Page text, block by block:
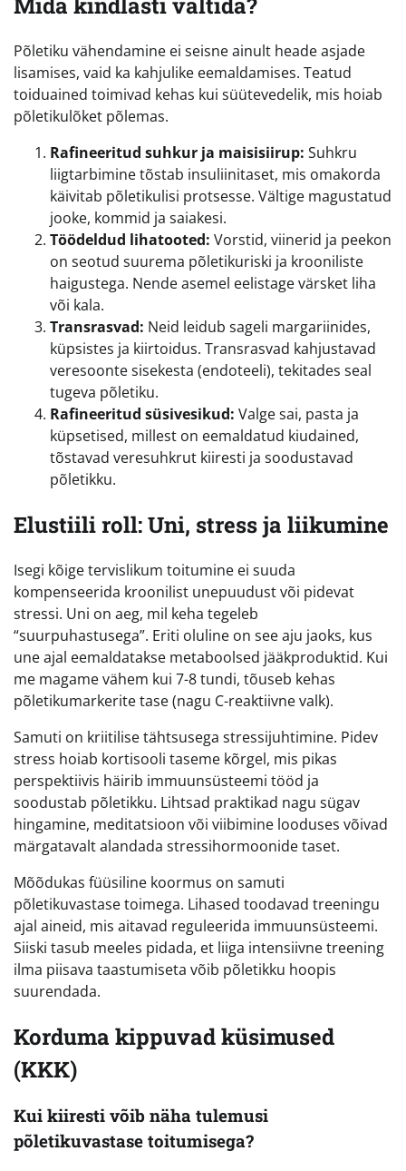
Põletiku vähendamine ei seisne ainult heade asjade
lisamises, vaid ka kahjulike eemaldamises. Teatud
toiduained toimivad kehas kui süütevedelik, mis hoiab
põletikulõket põlemas.
Rafineeritud suhkur ja maisisiirup: Suhkru
liigtarbimine tõstab insuliinitaset, mis omakorda
käivitab põletikulisi protsesse. Vältige magustatud
jooke, kommid ja saiakesi.
Töödeldud lihatooted: Vorstid, viinerid ja peekon
on seotud suurema põletikuriski ja krooniliste
haigustega. Nende asemel eelistage värsket liha
või kala.
Transrasvad: Neid leidub sageli margariinides,
küpsistes ja kiirtoidus. Transrasvad kahjustavad
veresoonte sisekesta (endoteeli), tekitades seal
tugeva põletiku.
Rafineeritud süsivesikud: Valge sai, pasta ja
küpsetised, millest on eemaldatud kiudained,
tõstavad veresuhkrut kiiresti ja soodustavad
põletikku.
Elustiili roll: Uni, stress ja liikumine
Isegi kõige tervislikum toitumine ei suuda
kompenseerida kroonilist unepuudust või pidevat
stressi. Uni on aeg, mil keha tegeleb
“suurpuhastusega”. Eriti oluline on see aju jaoks, kus
une ajal eemaldatakse metaboolsed jääkproduktid. Kui
me magame vähem kui 7-8 tundi, tõuseb kehas
põletikumarkerite tase (nagu C-reaktiivne valk).
Samuti on kriitilise tähtsusega stressijuhtimine. Pidev
stress hoiab kortisooli taseme kõrgel, mis pikas
perspektiivis häirib immuunsüsteemi tööd ja
soodustab põletikku. Lihtsad praktikad nagu sügav
hingamine, meditatsioon või viibimine looduses võivad
märgatavalt alandada stressihormoonide taset.
Mõõdukas füüsiline koormus on samuti
põletikuvastase toimega. Lihased toodavad treeningu
ajal aineid, mis aitavad reguleerida immuunsüsteemi.
Siiski tasub meeles pidada, et liiga intensiivne treening
ilma piisava taastumiseta võib põletikku hoopis
suurendada.
Korduma kippuvad küsimused
(KKK)
Kui kiiresti võib näha tulemusi
põletikuvastase toitumisega?